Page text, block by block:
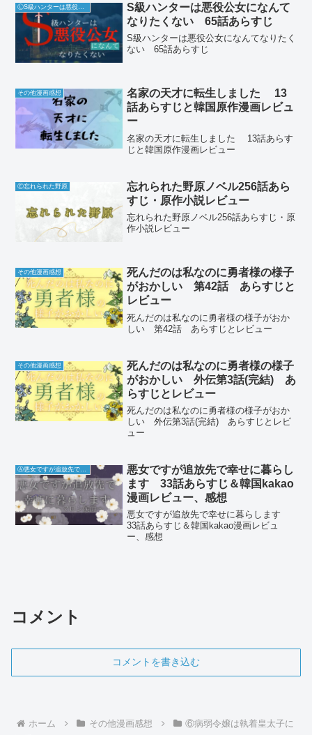
S級ハンターは悪役公女になんて
なりたくない 65話あらすじ
S級ハンターは悪役公女になんてなりたく
ない 65話あらすじ
その他漫画感想
名家の天才に転生しました 13
話あらすじと韓国原作漫画レビュ
ー
名家の天才に転生しました 13話あらす
じと韓国原作漫画レビュー
Ⓔ忘れられた野原
忘れられた野原ノベル256話あら
すじ・原作小説レビュー
忘れられた野原ノベル256話あらすじ・原
作小説レビュー
その他漫画感想
死んだのは私なのに勇者様の様子
がおかしい 第42話 あらすじと
レビュー
死んだのは私なのに勇者様の様子がおか
しい 第42話 あらすじとレビュー
その他漫画感想
死んだのは私なのに勇者様の様子
がおかしい 外伝第3話(完結) あ
らすじとレビュー
死んだのは私なのに勇者様の様子がおか
しい 外伝第3話(完結) あらすじとレビ
ュー
悪女ですが追放先で幸せに暮らし
ます 33話あらすじ＆韓国kakao
漫画レビュー、感想
悪女ですが追放先で幸せに暮らします
33話あらすじ＆韓国kakao漫画レビュ
ー、感想
コメント
コメントを書き込む
ホーム その他漫画感想
⑥病弱令嬢は執着皇太子に